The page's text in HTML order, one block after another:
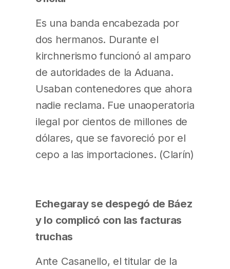
Es una banda encabezada por
dos hermanos. Durante el
kirchnerismo funcionó al amparo
de autoridades de la Aduana.
Usaban contenedores que ahora
nadie reclama. Fue unaoperatoria
ilegal por cientos de millones de
dólares, que se favoreció por el
cepo a las importaciones. (Clarín)
Echegaray se despegó de Báez
y lo complicó con las facturas
truchas
Ante Casanello, el titular de la